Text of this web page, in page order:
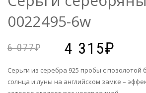
0022495-6w
6 077 4 315
Cерьги из серебра 925 пробы с позолотой
солнца и луны на английском замке –